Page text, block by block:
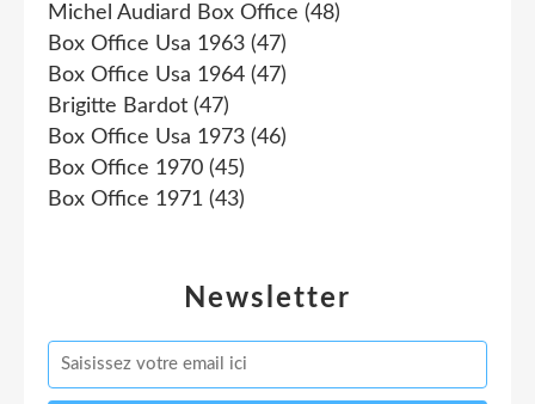
Newsletter
Michel Audiard Box Office (48)
Box Office Usa 1963 (47)
Box Office Usa 1964 (47)
Brigitte Bardot (47)
Box Office Usa 1973 (46)
Box Office 1970 (45)
Box Office 1971 (43)